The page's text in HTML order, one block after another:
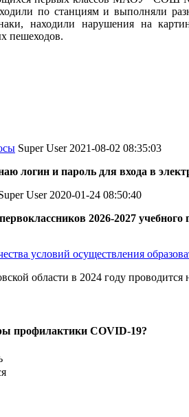
по станциям и выполняли
находили нарушения на
пешеходов.
Super User 2021-08-02 08:35:03
логин и пароль для входа в
User 2020-01-24 08:50:40
2026-2027 учебного
условий осуществления
области в 2024 году проводится
профилактики COVID-19?